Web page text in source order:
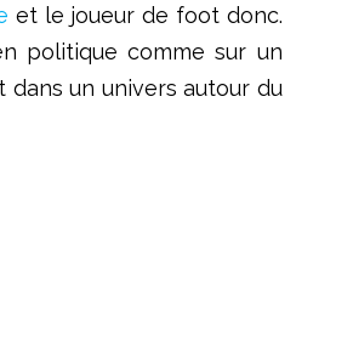
et le joueur de foot donc.
politique comme sur un
dans un univers autour du